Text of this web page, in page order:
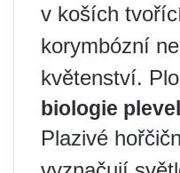
v koších
korymbózní
květenství.
biologie
Plazivé